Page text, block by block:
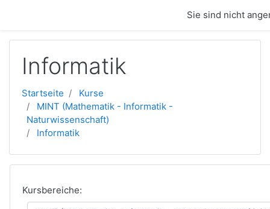
Sie sind nicht
Informatik
Startseite
Kurse
MINT (Mathematik - Informatik -
Naturwissenschaft)
Informatik
Kursbereiche: